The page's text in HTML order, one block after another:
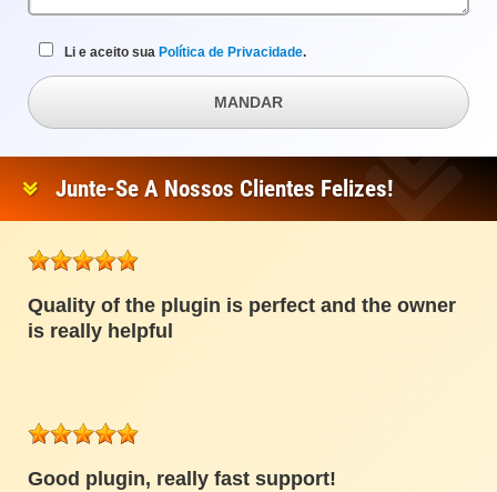
Li e aceito sua Política de Privacidade.
MANDAR
Junte-Se A Nossos Clientes Felizes!
Quality of the plugin is perfect and the owner
is really helpful
Good plugin, really fast support!